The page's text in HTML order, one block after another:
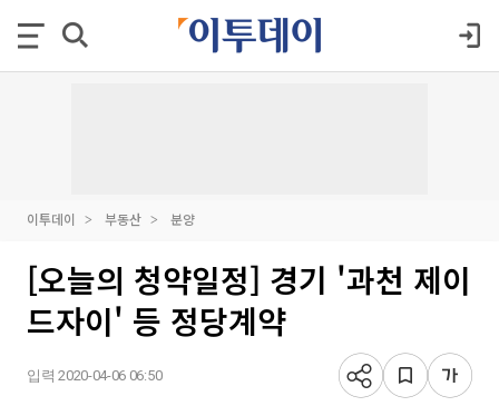
이투데이 부동산 분양
[오늘의 청약일정] 경기 '과천 제이
드자이' 등 정당계약
입력 2020-04-06 06:50